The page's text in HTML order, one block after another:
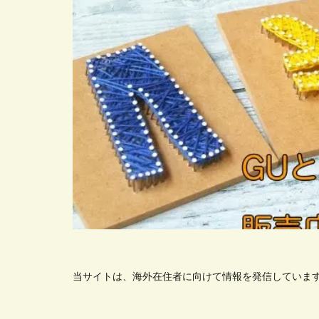
当サイトは、海外在住者に向けて情報を発信していま